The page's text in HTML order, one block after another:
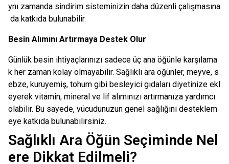
ynı zamanda sindirim sisteminizin daha düzenli çalışmasına
da katkıda bulunabilir.
Besin Alımını Artırmaya Destek Olur
Günlük besin ihtiyaçlarınızı sadece üç ana öğünle karşılama
k her zaman kolay olmayabilir. Sağlıklı ara öğünler, meyve, s
ebze, kuruyemiş, tohum gibi besleyici gıdaları diyetinize ekl
eyerek vitamin, mineral ve lif alımınızı artırmanıza yardımcı
olabilir. Bu sayede, vücudunuzun genel sağlığını desteklem
eye katkıda bulunabilirsiniz.
Sağlıklı Ara Öğün Seçiminde Nel
ere Dikkat Edilmeli?